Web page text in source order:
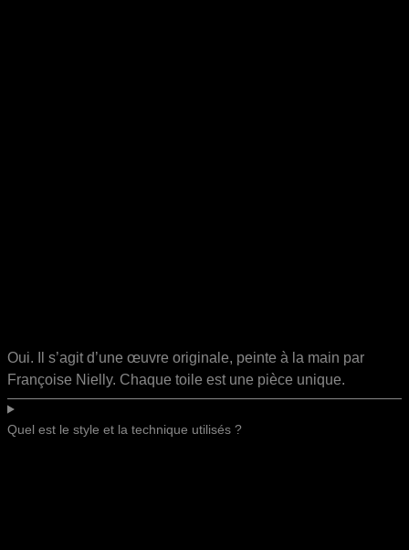
Oui. Il s’agit d’une œuvre originale, peinte à la main par
Françoise Nielly. Chaque toile est une pièce unique.
Quel est le style et la technique utilisés ?